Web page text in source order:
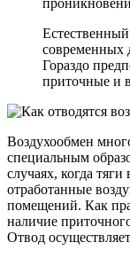
современных
Гораздо
приточные и
Воздухообмен
специальным
случаях, когда
отработанные
помещений. Как
наличие
Отвод